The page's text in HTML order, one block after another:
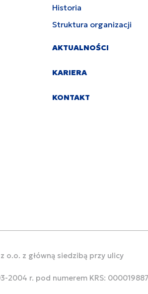
Historia
Struktura organizacji
AKTUALNOŚCI
KARIERA
KONTAKT
z główną siedzibą przy ulicy
2004 r. pod numerem KRS: